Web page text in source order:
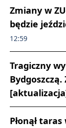
Zmiany w
będzie
12:59
Tragiczny
Bydgoszczą.
Płonął